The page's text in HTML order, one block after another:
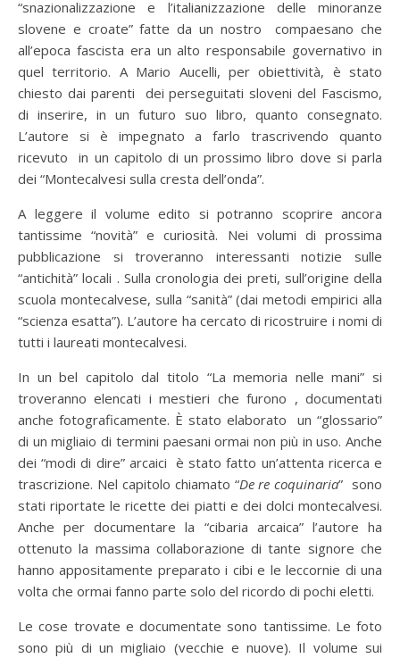
“snazionalizzazione e l’italianizzazione delle minoranze
slovene e croate” fatte da un nostro compaesano che
all’epoca fascista era un alto responsabile governativo in
quel territorio. A Mario Aucelli, per obiettività, è stato
chiesto dai parenti dei perseguitati sloveni del Fascismo,
di inserire, in un futuro suo libro, quanto consegnato.
L’autore si è impegnato a farlo trascrivendo quanto
ricevuto in un capitolo di un prossimo libro dove si parla
dei “Montecalvesi sulla cresta dell’onda”.
A leggere il volume edito si potranno scoprire ancora
tantissime “novità” e curiosità. Nei volumi di prossima
pubblicazione si troveranno interessanti notizie sulle
“antichità” locali . Sulla cronologia dei preti, sull’origine della
scuola montecalvese, sulla “sanità” (dai metodi empirici alla
“scienza esatta”). L’autore ha cercato di ricostruire i nomi di
tutti i laureati montecalvesi.
In un bel capitolo dal titolo “La memoria nelle mani” si
troveranno elencati i mestieri che furono , documentati
anche fotograficamente. È stato elaborato un “glossario”
di un migliaio di termini paesani ormai non più in uso. Anche
dei “modi di dire” arcaici è stato fatto un’attenta ricerca e
trascrizione. Nel capitolo chiamato “De re coquinaria” sono
stati riportate le ricette dei piatti e dei dolci montecalvesi.
Anche per documentare la “cibaria arcaica” l’autore ha
ottenuto la massima collaborazione di tante signore che
hanno appositamente preparato i cibi e le leccornie di una
volta che ormai fanno parte solo del ricordo di pochi eletti.
Le cose trovate e documentate sono tantissime. Le foto
sono più di un migliaio (vecchie e nuove). Il volume sui